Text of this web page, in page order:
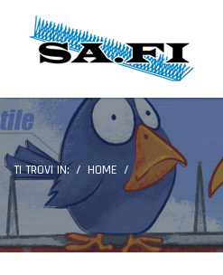
TI TROVI IN: HOME